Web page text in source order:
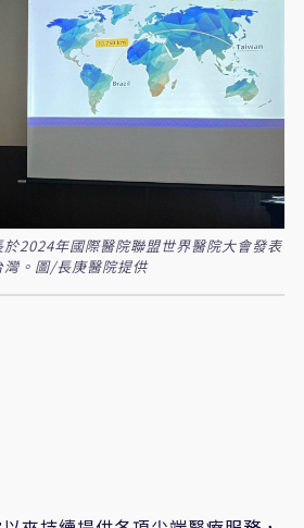
2024年國際醫院聯盟世界醫院大會發表
。圖/長庚醫院提供